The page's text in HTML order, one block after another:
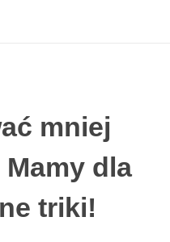
mniej
dla
triki!